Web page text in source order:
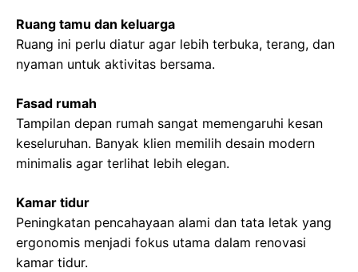
Ruang tamu dan keluarga
Ruang ini perlu diatur agar lebih terbuka, terang, dan
nyaman untuk aktivitas bersama.
Fasad rumah
Tampilan depan rumah sangat memengaruhi kesan
keseluruhan. Banyak klien memilih desain modern
minimalis agar terlihat lebih elegan.
Kamar tidur
Peningkatan pencahayaan alami dan tata letak yang
ergonomis menjadi fokus utama dalam renovasi
kamar tidur.